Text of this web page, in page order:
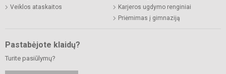
Veiklos ataskaitos
Karjeros ugdymo renginiai
Priėmimas į gimnaziją
Pastabėjote klaidų?
Turite pasiūlymų?